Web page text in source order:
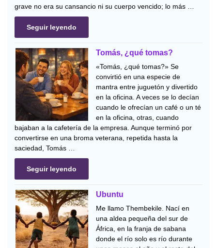
grave no era su cansancio ni su cuerpo vencido; lo más …
Seguir leyendo
Tomás, ¿qué tomas?
«Tomás, ¿qué tomas?» Se
convirtió en una especie de
mantra entre juguetón y divertido
en la oficina. A veces se lo decían
cuando le ofrecían un café o un té
en la oficina, otras, cuando
bajaban a la cafetería de la empresa. Aunque terminó por
convertirse en una broma veterana, repetida hasta la
saciedad, Tomás …
Seguir leyendo
Ubuntu
Me llamo Thembekile. Nací en
una aldea pequeña del sur de
África, en la franja de sabana
donde el río solo es río durante